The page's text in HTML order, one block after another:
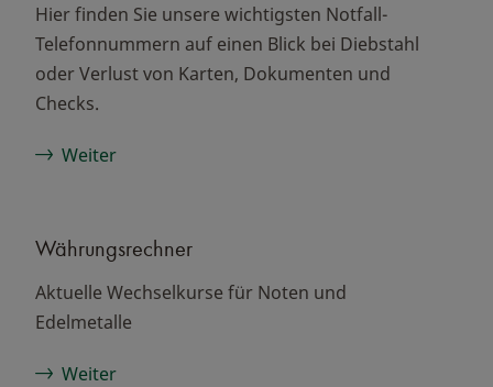
Hier finden Sie unsere wichtigsten Notfall-
Telefonnummern auf einen Blick bei Diebstahl
oder Verlust von Karten, Dokumenten und
Checks.
Weiter
Währungsrechner
Aktuelle Wechselkurse für Noten und
Edelmetalle
Weiter